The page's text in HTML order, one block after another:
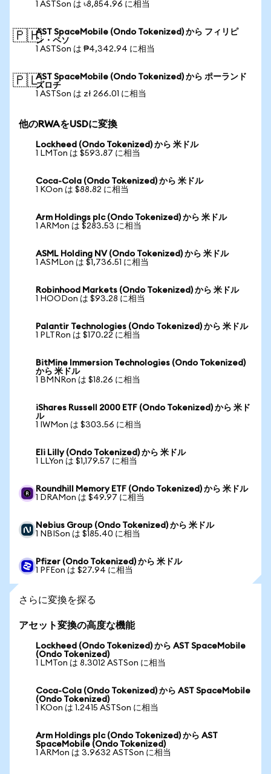
1 ASTSon は ৳8,854.96 に相当
🇵🇭AST SpaceMobile (Ondo Tokenized) から フィリピ
ン・ペソ
1 ASTSon は ₱4,342.94 に相当
🇵🇱AST SpaceMobile (Ondo Tokenized) から ポーランド
ズロチ
1 ASTSon は zł 266.01 に相当
他のRWAをUSDに変換
Lockheed (Ondo Tokenized) から 米ドル
1 LMTon は $593.87 に相当
Coca-Cola (Ondo Tokenized) から 米ドル
1 KOon は $88.82 に相当
Arm Holdings plc (Ondo Tokenized) から 米ドル
1 ARMon は $283.53 に相当
ASML Holding NV (Ondo Tokenized) から 米ドル
1 ASMLon は $1,736.51 に相当
Robinhood Markets (Ondo Tokenized) から 米ドル
1 HOODon は $93.28 に相当
Palantir Technologies (Ondo Tokenized) から 米ドル
1 PLTRon は $170.22 に相当
BitMine Immersion Technologies (Ondo Tokenized)
から 米ドル
1 BMNRon は $18.26 に相当
iShares Russell 2000 ETF (Ondo Tokenized) から 米ド
ル
1 IWMon は $303.56 に相当
Eli Lilly (Ondo Tokenized) から 米ドル
1 LLYon は $1,179.57 に相当
Roundhill Memory ETF (Ondo Tokenized) から 米ドル
1 DRAMon は $49.97 に相当
Nebius Group (Ondo Tokenized) から 米ドル
1 NBISon は $185.40 に相当
Pfizer (Ondo Tokenized) から 米ドル
1 PFEon は $27.94 に相当
さらに変換を探る
アセット変換の高度な機能
Lockheed (Ondo Tokenized) から AST SpaceMobile
(Ondo Tokenized)
1 LMTon は 8.3012 ASTSon に相当
Coca-Cola (Ondo Tokenized) から AST SpaceMobile
(Ondo Tokenized)
1 KOon は 1.2415 ASTSon に相当
Arm Holdings plc (Ondo Tokenized) から AST
SpaceMobile (Ondo Tokenized)
1 ARMon は 3.9632 ASTSon に相当